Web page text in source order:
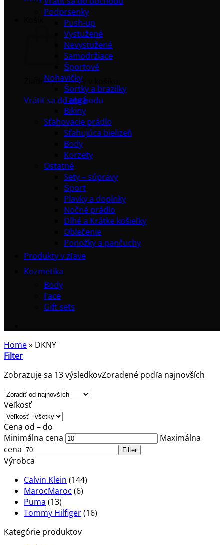
Žiadne produkty v košíku.
Vrátiť sa do obchodu
Podprsenky
Push-up
Vystužené
Nevystužené
Samodržiace
Športové
Nohavičky
Šortky a brazilky
Tangá
Bikiny
Sťahovacie prádlo
Sťahujúca bielizeň
Body
Korzety
Ostatné
Sety – súpravy
Šport
Plavky a doplnky
Nočné prádlo
Dlhé a Krátke košieľky
Oblečenie
Ponožky a pančuchy
Produkty v zľave
Kozmetika
Body
Face
Gift sets
Home» DKNY
Filter
Zobrazuje sa 13 výsledkovZoradené podľa najnovších
Veľkosť
Cena od – do
Minimálna cena
Maximálna
cena
Filter
Výrobca
Calvin Klein (144)
MarocMaroc (6)
Puma (13)
Tommy Hilfiger(16)
Kategórie produktov